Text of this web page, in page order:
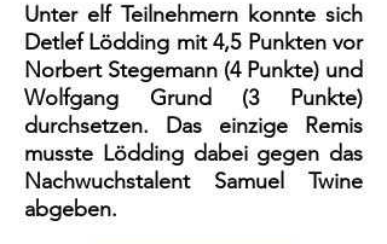
Unter elf Teilnehmern konnte sich
Detlef Lödding mit 4,5 Punkten vor
Norbert Stegemann (4 Punkte) und
Wolfgang Grund (3 Punkte)
durchsetzen. Das einzige Remis
musste Lödding dabei gegen das
Nachwuchstalent Samuel Twine
abgeben.